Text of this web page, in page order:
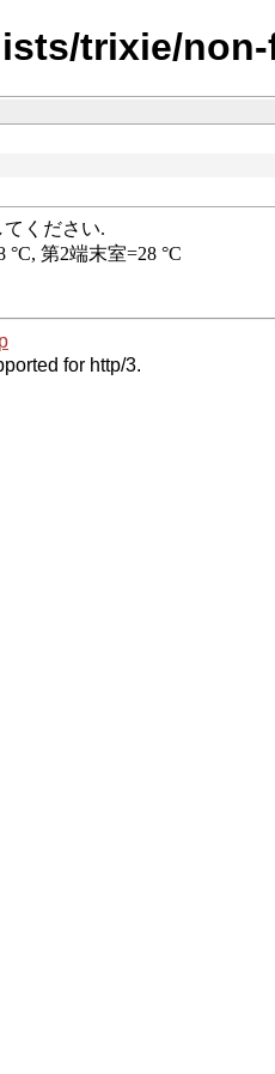
trixie/
for http/3.